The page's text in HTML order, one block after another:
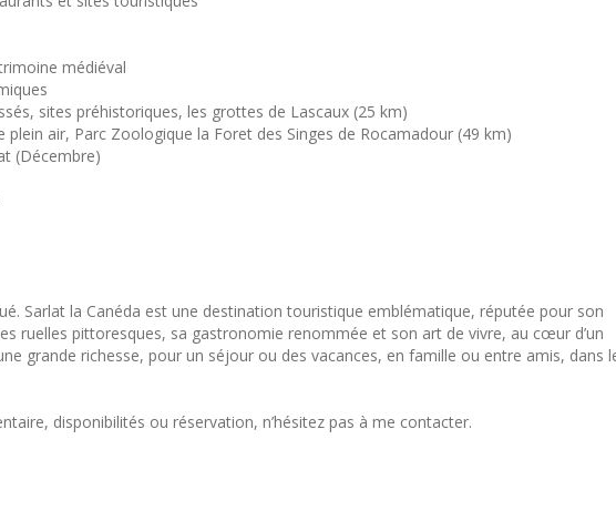
médiéval
sites préhistoriques, les grottes de Lascaux (25 km)
plein air, Parc Zoologique la Foret des Singes de Rocamadour (49 km)
(Décembre)
Sarlat la Canéda est une destination touristique emblématique, réputée pour son
ruelles pittoresques, sa gastronomie renommée et son art de vivre, au cœur d’un
grande richesse, pour un séjour ou des vacances, en famille ou entre amis, dans
disponibilités ou réservation, n’hésitez pas à me contacter.